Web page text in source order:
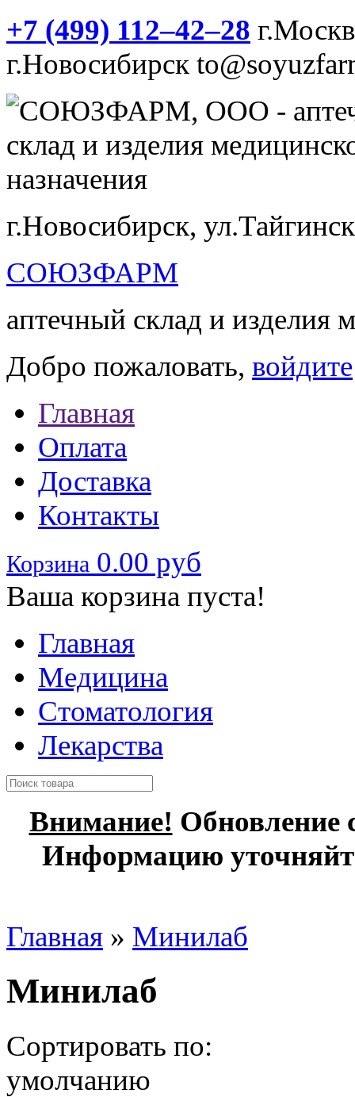
+7 (499) 112‒42‒28
г.Новосибирск
г.Новосибирск,
СОЮЗФАРМ
аптечный склад и изделия
Добро пожаловать, войдите
Главная
Оплата
Доставка
Контакты
Корзина 0.00 руб
Ваша корзина пуста!
Главная
Медицина
Стоматология
Лекарства
Внимание! Обновление
Информацию
Главная » Минилаб
Минилаб
Сортировать по:
умолчанию